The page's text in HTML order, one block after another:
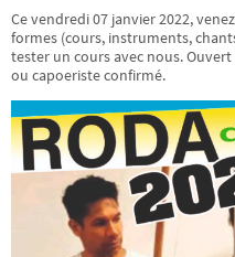
Ce vendredi 07 janvier 2022,
formes (cours, instruments,
tester un cours avec nous.
ou capoeriste confirmé.